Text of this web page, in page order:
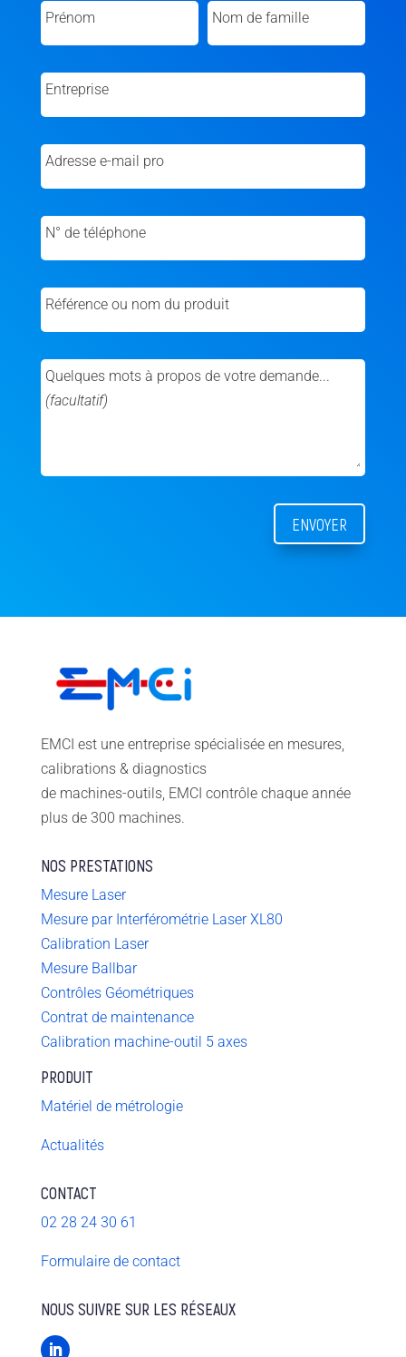
Prénom Nom de famille
Entreprise
Adresse e-mail pro
N° de téléphone
Référence ou nom du produit
Quelques mots à propos de votre demande...
(facultatif)
ENVOYER
EMCI est une entreprise spécialisée en mesures,
calibrations & diagnostics
de machines-outils, EMCI contrôle chaque année
plus de 300 machines.
NOS PRESTATIONS
Mesure Laser
Mesure par Interférométrie Laser XL80
Calibration Laser
Mesure Ballbar
Contrôles Géométriques
Contrat de maintenance
Calibration machine-outil 5 axes
PRODUIT
Matériel de métrologie
Actualités
CONTACT
02 28 24 30 61
Formulaire de contact
NOUS SUIVRE SUR LES RÉSEAUX